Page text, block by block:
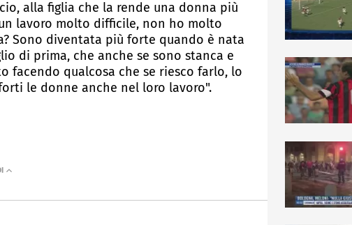
alla figlia che la rende una donna più
lavoro molto difficile, non ho molto
Sono diventata più forte quando è nata
di prima, che anche se sono stanca e
facendo qualcosa che se riesco farlo, lo
le donne anche nel loro lavoro".